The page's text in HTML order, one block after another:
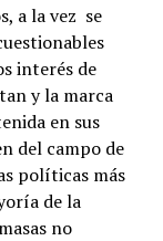
a la vez se
interés de
y la marca
en sus
del campo de
políticas más
de la
no